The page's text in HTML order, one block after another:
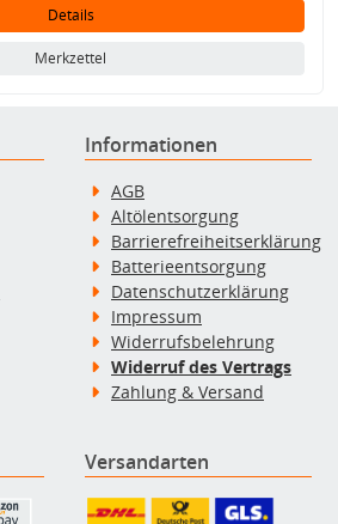
Details
Merkzettel
Informationen
AGB
Altölentsorgung
Barrierefreiheitserklärung
Batterieentsorgung
Datenschutzerklärung
Impressum
Widerrufsbelehrung
Widerruf des Vertrags
Zahlung & Versand
Versandarten